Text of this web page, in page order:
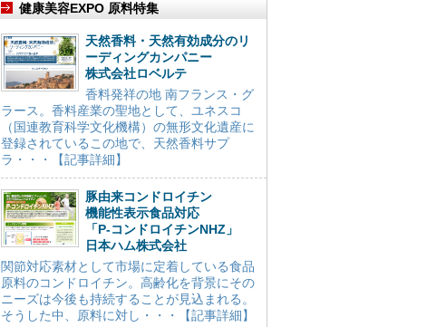
健康美容EXPO 原料特集
天然香料・天然有効成分のリ
ーディングカンパニー
株式会社ロベルテ
香料発祥の地 南フランス・グ
ラース。香料産業の聖地として、ユネスコ
（国連教育科学文化機構）の無形文化遺産に
登録されているこの地で、天然香料サプ
ラ・・・【記事詳細】
豚由来コンドロイチン
機能性表示食品対応
「P-コンドロイチンNHZ」
日本ハム株式会社
関節対応素材として市場に定着している食品
原料のコンドロイチン。高齢化を背景にその
ニーズは今後も持続することが見込まれる。
そうした中、原料に対し・・・【記事詳細】